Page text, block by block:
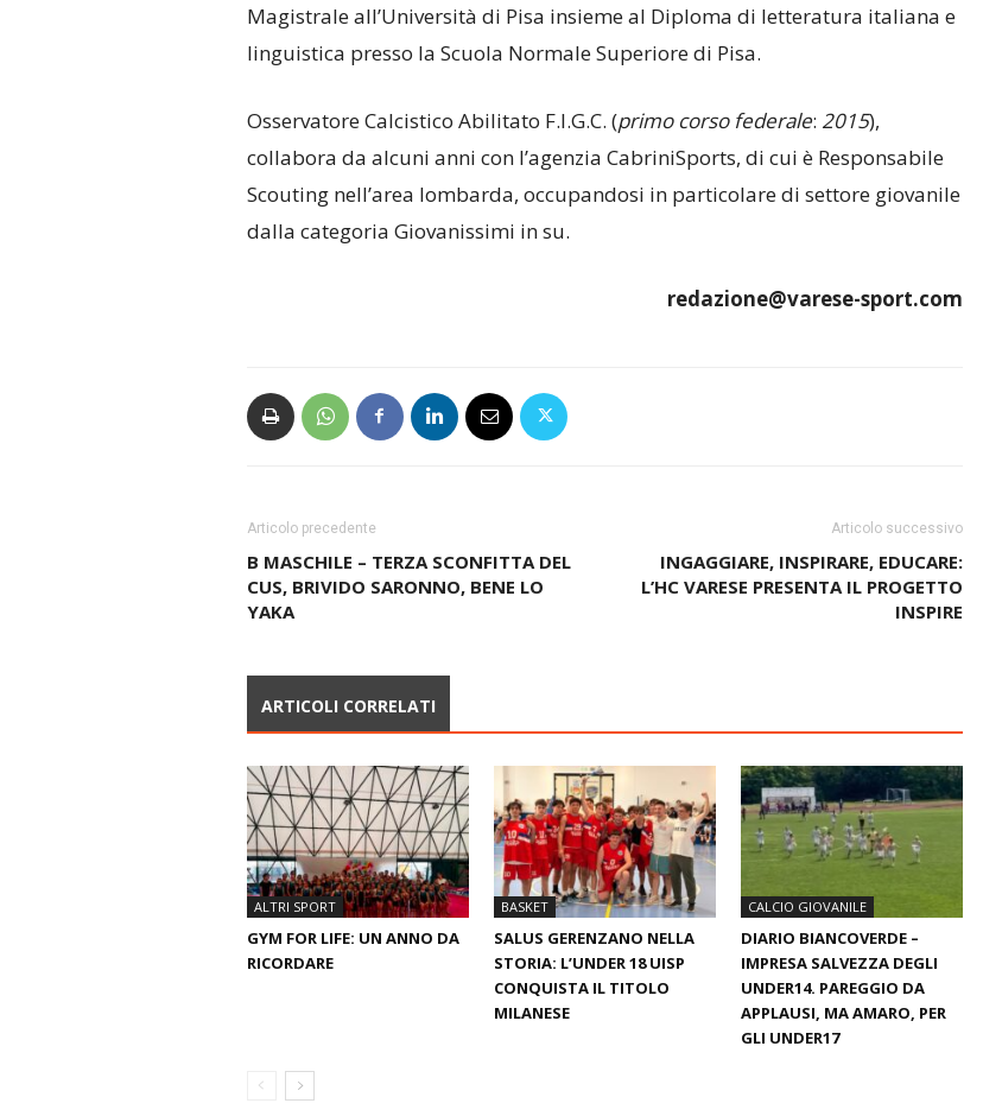
Magistrale all’Università di Pisa insieme al Diploma di letteratura italiana e
linguistica presso la Scuola Normale Superiore di Pisa.
Osservatore Calcistico Abilitato F.I.G.C. (primo corso federale: 2015),
collabora da alcuni anni con l’agenzia CabriniSports, di cui è Responsabile
Scouting nell’area lombarda, occupandosi in particolare di settore giovanile
dalla categoria Giovanissimi in su.
redazione@varese-sport.com
Articolo precedente
B MASCHILE – TERZA SCONFITTA DEL
CUS, BRIVIDO SARONNO, BENE LO
YAKA
Articolo successivo
INGAGGIARE, INSPIRARE, EDUCARE:
L’HC VARESE PRESENTA IL PROGETTO
INSPIRE
ARTICOLI CORRELATI
ALTRI SPORT
GYM FOR LIFE: UN ANNO DA
RICORDARE
BASKET
SALUS GERENZANO NELLA
STORIA: L’UNDER 18 UISP
CONQUISTA IL TITOLO
MILANESE
CALCIO GIOVANILE
DIARIO BIANCOVERDE –
IMPRESA SALVEZZA DEGLI
UNDER14. PAREGGIO DA
APPLAUSI, MA AMARO, PER
GLI UNDER17